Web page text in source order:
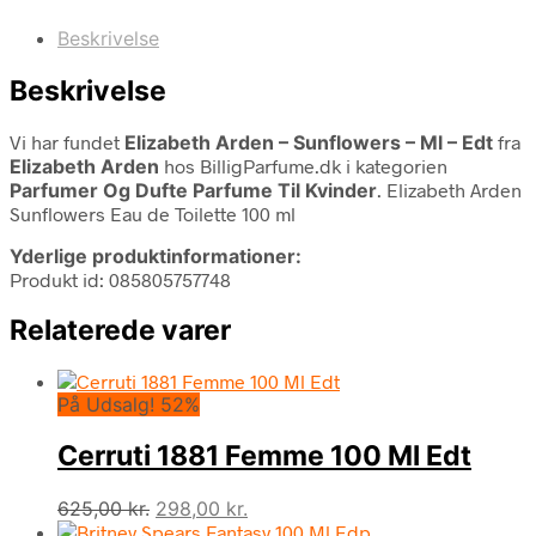
Beskrivelse
Beskrivelse
Vi har fundet Elizabeth Arden – Sunflowers – Ml – Edt fra
Elizabeth Arden hos BilligParfume.dk i kategorien
Parfumer Og Dufte Parfume Til Kvinder. Elizabeth Arden
Sunflowers Eau de Toilette 100 ml
Yderlige produktinformationer:
Produkt id: 085805757748
Relaterede varer
På Udsalg! 52%
Cerruti 1881 Femme 100 Ml Edt
625,00kr. Den
oprindelige
298,00 kr.
aktuelle